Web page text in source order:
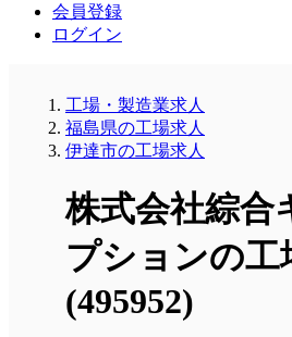
会員登録
ログイン
工場・製造業求人
福島県の工場求人
伊達市の工場求人
株式会社綜合
プションの工
(495952)